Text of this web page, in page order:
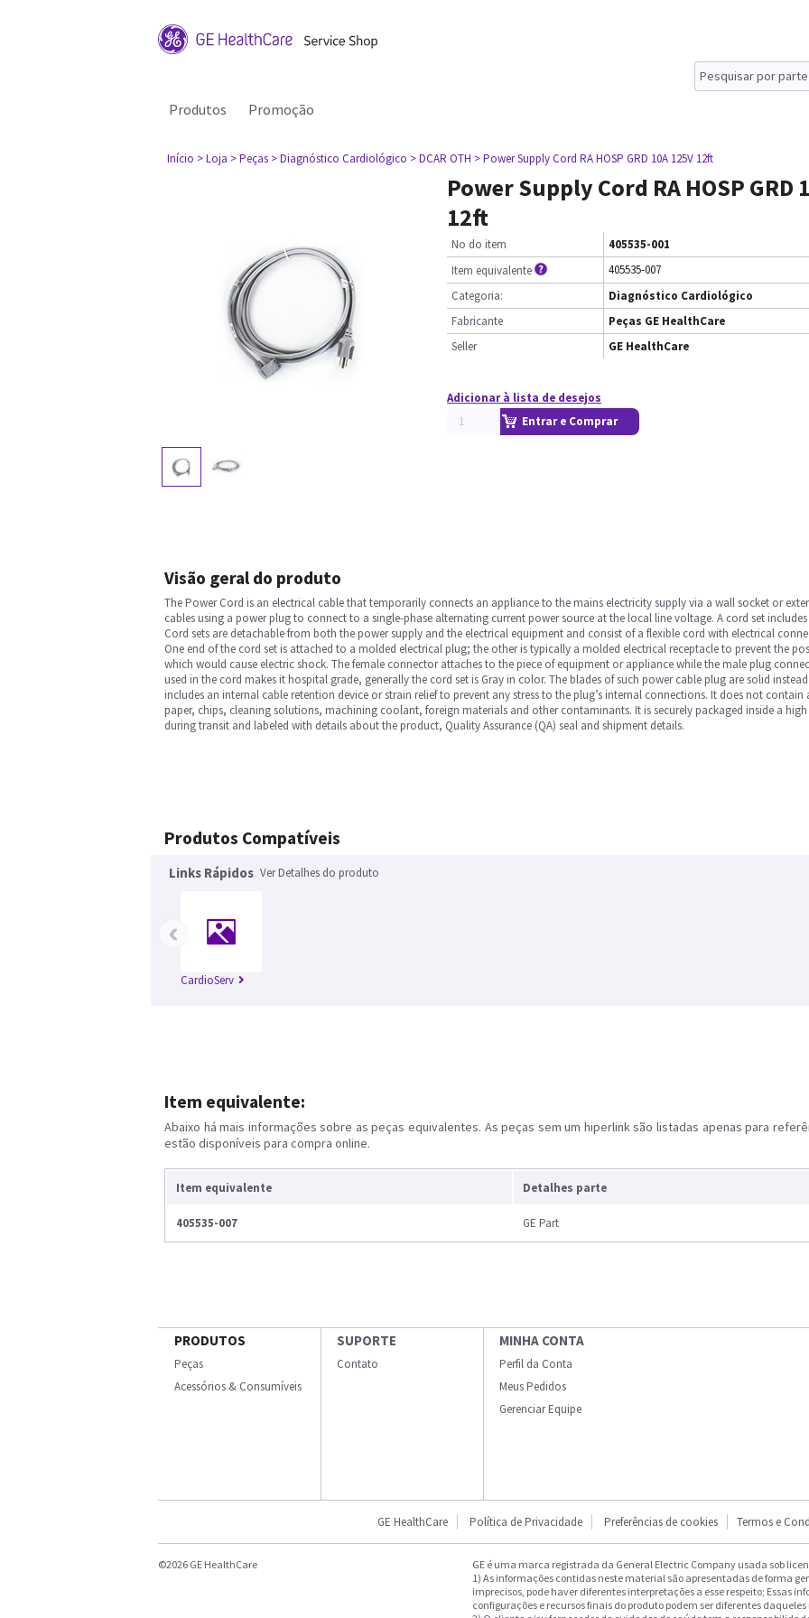
Produtos Promoção
Início > Loja > Peças > Diagnóstico Cardiológico > DCAR OTH > Power Supply Cord RA HOSP GRD 10A 125V 12ft
Power Supply Cord RA HOSP GRD
12ft
No do item
405535-001
Item equivalente
405535-007
Categoria:
Diagnóstico Cardiológico
Fabricante
Peças GE HealthCare
Seller
GE HealthCare
Adicionar à lista de desejos
Entrar e Comprar
Visão geral do produto
The Power Cord is an electrical cable that temporarily connects an appliance to the mains electricity supply via a wall socket or
cables using a power plug to connect to a single-phase alternating current power source at the local line voltage. A cord set
Cord sets are detachable from both the power supply and the electrical equipment and consist of a flexible cord with electrical
One end of the cord set is attached to a molded electrical plug; the other is typically a molded electrical receptacle to prevent the
which would cause electric shock. The female connector attaches to the piece of equipment or appliance while the male plug
used in the cord makes it hospital grade, generally the cord set is Gray in color. The blades of such power cable plug are solid
includes an internal cable retention device or strain relief to prevent any stress to the plug’s internal connections. It does not
paper, chips, cleaning solutions, machining coolant, foreign materials and other contaminants. It is securely packaged inside a
during transit and labeled with details about the product, Quality Assurance (QA) seal and shipment details.
Produtos Compatíveis
Links Rápidos Ver Detalhes do produto
CardioServ
‹
Item equivalente:
Abaixo há mais informações sobre as peças equivalentes. As peças sem um hiperlink são listadas apenas para
estão disponíveis para compra online.
Item equivalente Detalhes parte
405535-007 GE Part
PRODUTOS
Peças
Acessórios & Consumíveis
SUPORTE
Contato
MINHA CONTA
Perfil da Conta
Meus Pedidos
Gerenciar Equipe
GE HealthCare Política de Privacidade Preferências de cookies Termos e
©2026 GE HealthCare
GE é uma marca registrada da General Electric Company usada sob
1) As informações contidas neste material são apresentadas de forma
imprecisos, pode haver diferentes interpretações a esse respeito; Essas
configurações e recursos finais do produto podem ser diferentes